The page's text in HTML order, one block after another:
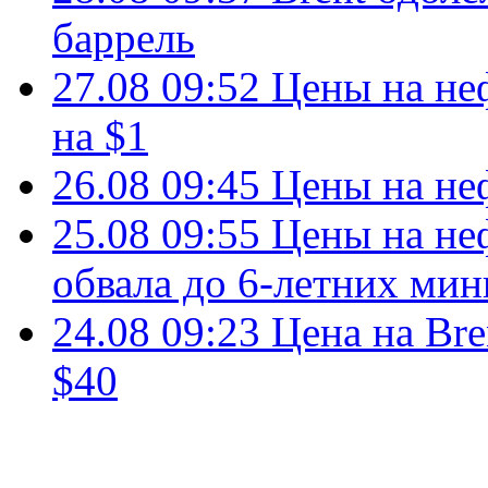
баррель
27.08 09:52 Цены на
на $1
26.08 09:45 Цены на
25.08 09:55 Цены на
обвала до 6-летних
24.08 09:23 Цена на
$40